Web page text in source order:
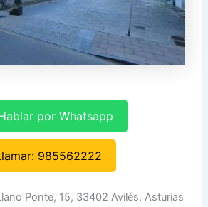
por Whatsapp
985562222
Ponte, 15, 33402 Avilés, Asturias